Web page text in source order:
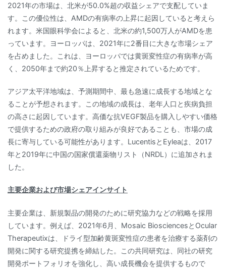
2021年の市場は、北米が50.0%超の収益シェアで支配していま
す。この優位性は、AMDの有病率の上昇に起因していると考えら
れます。米国眼科学会によると、北米の約1,500万人がAMDを患
っています。ヨーロッパは、2021年に2番目に大きな市場シェア
を占めました。これは、ヨーロッパでは黄斑変性症の有病率が高
く、2050年まで約20％上昇すると推定されているためです。
アジア太平洋地域は、予測期間中、最も急速に成長する地域とな
ることが予想されます。この地域の成長は、老年人口と疾病負担
の高さに起因しています。高価な抗VEGF製品を購入しやすい価格
で提供するための政府の取り組みが良好であることも、市場の成
長に寄与している可能性があります。LucentisとEyleaは、2017
年と2019年に中国の国家償還薬物リスト（NRDL）に追加されま
した。
主要企業および市場シェアインサイト
主要企業は、新規製品の開発のために研究協力などの戦略を採用
しています。例えば、2021年6月、Mosaic BiosciencesとOcular
Therapeutixは、ドライ型加齢黄斑変性症の患者を治療する薬剤の
開発に関する研究提携を締結した。この共同研究は、同社の研究
開発ポートフォリオを強化し、高い成長機会を提供するもので